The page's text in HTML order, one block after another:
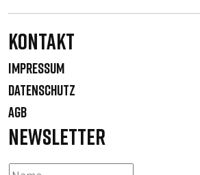
Kontakt
IMPRESSUM
DATENSCHUTZ
AGB
NEWSLETTER